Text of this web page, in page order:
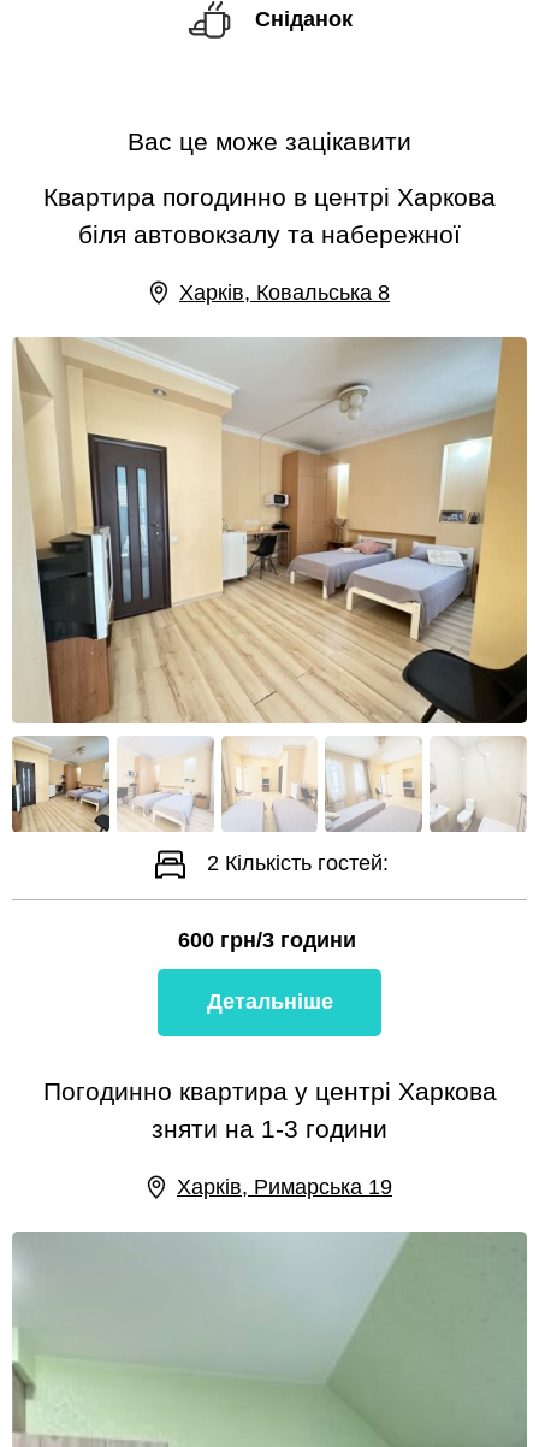
Сніданок
Вас це може зацікавити
Квартира погодинно в центрі Харкова
біля автовокзалу та набережної
Харків, Ковальська 8
2 Кількість гостей:
600 грн/3 години
Детальніше
Погодинно квартира у центрі Харкова
зняти на 1-3 години
Харків, Римарська 19